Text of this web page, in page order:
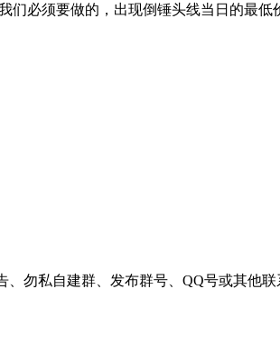
必须要做的，出现倒锤头线当日的最
、勿私自建群、发布群号、QQ号或其他联